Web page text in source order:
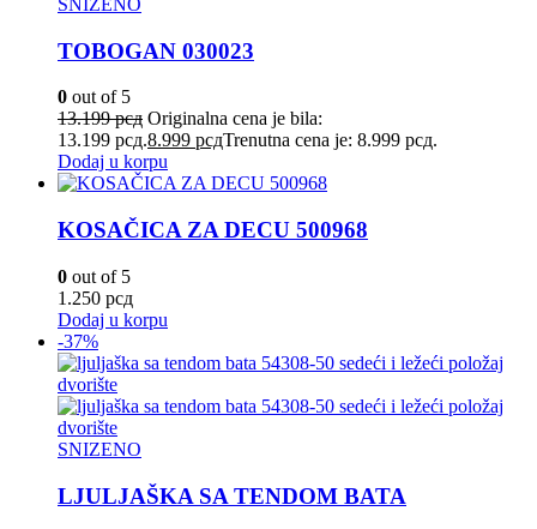
SNIZENO
TOBOGAN 030023
0 out of 5
13.199рсд Originalna cena je bila:
13.199 рсд.8.999 рсдTrenutna cena je: 8.999 рсд.
Dodaj u korpu
KOSAČICA ZA DECU 500968
0 out of 5
1.250 рсд
Dodaj u korpu
-37%
SNIZENO
LJULJAŠKA SA TENDOM BATA